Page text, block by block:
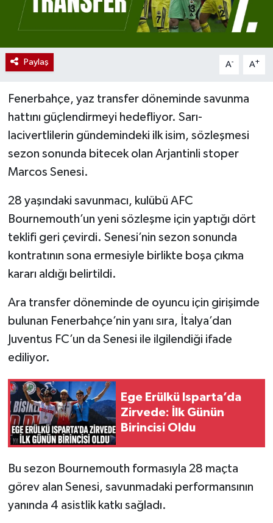
Paylaş A- A+
Fenerbahçe, yaz transfer döneminde savunma
hattını güçlendirmeyi hedefliyor. Sarı-
lacivertlilerin gündemindeki ilk isim, sözleşmesi
sezon sonunda bitecek olan Arjantinli stoper
Marcos Senesi.
28 yaşındaki savunmacı, kulübü AFC
Bournemouth’un yeni sözleşme için yaptığı dört
teklifi geri çevirdi. Senesi’nin sezon sonunda
kontratının sona ermesiyle birlikte boşa çıkma
kararı aldığı belirtildi.
Ara transfer döneminde de oyuncu için girişimde
bulunan Fenerbahçe’nin yanı sıra, İtalya’dan
Juventus FC’un da Senesi ile ilgilendiği ifade
ediliyor.
Ege Erülkü Isparta’da
Zirvede: İlk Günün
Birincisi Oldu
Bu sezon Bournemouth formasıyla 28 maçta
görev alan Senesi, savunmadaki performansının
yanında 4 asistlik katkı sağladı.